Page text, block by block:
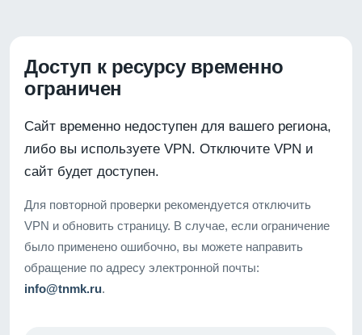
Доступ к ресурсу временно
ограничен
Сайт временно недоступен для вашего региона,
либо вы используете VPN. Отключите VPN и
сайт будет доступен.
Для повторной проверки рекомендуется отключить
VPN и обновить страницу. В случае, если ограничение
было применено ошибочно, вы можете направить
обращение по адресу электронной почты:
info@tnmk.ru.